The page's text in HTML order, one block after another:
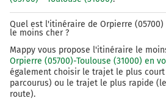
Continuer A9 E15 E80 sur 31
La Languedocienne
265 km
Quel est l'itinéraire de Orpierre (05700)
le moins cher ?
Mappy vous propose l'itinéraire le
Orpierre (05700)-Toulouse (31000) en
également choisir le trajet le plus
parcourus) ou le trajet le plus rapide
route).